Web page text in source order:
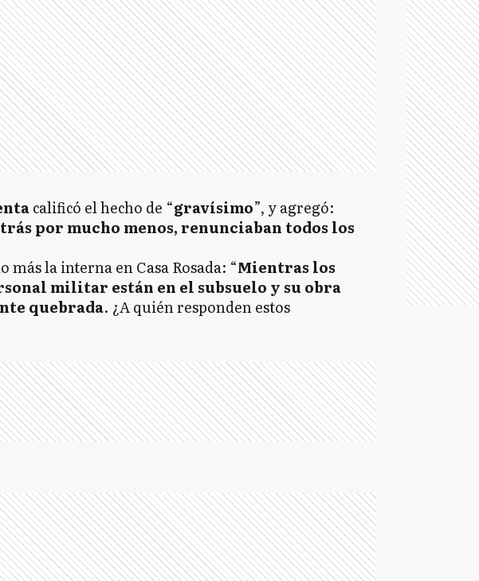
calificó el hecho de “gravísimo”, y agregó:
por mucho menos, renunciaban todos los
más la interna en Casa Rosada: “Mientras los
militar están en el subsuelo y su obra
quebrada. ¿A quién responden estos